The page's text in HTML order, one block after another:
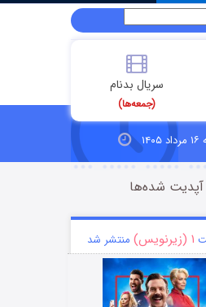
سریال بدنام
(جمعه‌ها)
آپدیت شده‌ها
۱ (زیرنویس) منتشر شد